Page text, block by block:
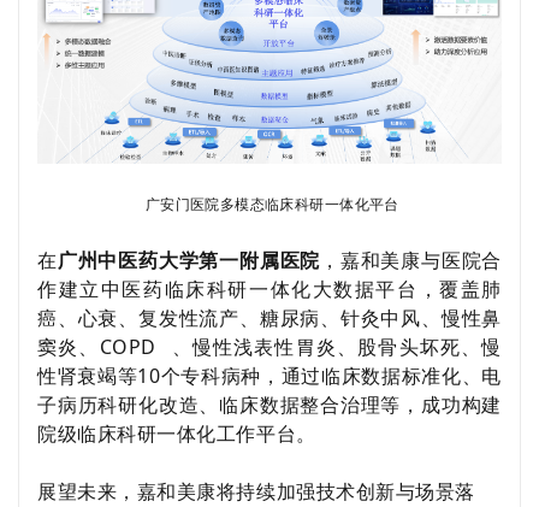
广安门医院多模态临床科研一体化平台
在广州中医药大学第一附属医院 ，嘉和美康与医院合
作建立中医药临床科研一体化大数据平台，覆盖肺
癌、心衰、复发性流产、糖尿病、针灸中风、慢性鼻
窦炎、 COPD
、慢性浅表性胃炎、股骨头坏死、慢
性肾衰竭等10个专科病种，通过临床数据标准化、电
子病历科研化改造、临床数据整合治理等，成功构建
院级临床科研一体化工作平台。
展望未来，嘉和美康将持续加强技术创新与场景落